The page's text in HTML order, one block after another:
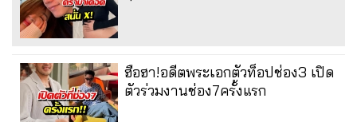
ฮือฮา!อดีตพระเอกตัวท็อปช่อง3 เปิด
ตัวร่วมงานช่อง7ครั้งแรก